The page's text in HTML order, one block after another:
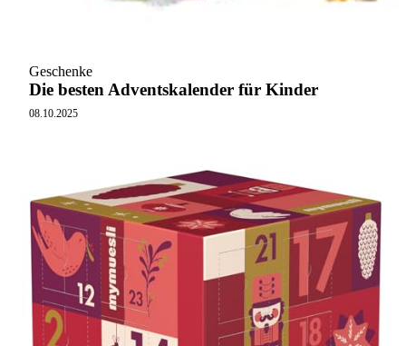
Geschenke
Die besten Adventskalender für Kinder
08.10.2025